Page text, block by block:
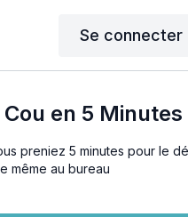
Se connecter
en 5 Minutes
preniez 5 minutes pour le
même au bureau